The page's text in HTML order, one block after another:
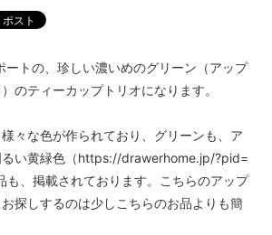
ートの、珍しい濃いめのグリーン（アップ
のティーカップトリオになります。
々な色が作られており、グリーンも、ア
るい黄緑色（https://drawerhome.jp/?pid=
、掲載されております。こちらのアップ
探しするのは少しこちらのお品よりも簡